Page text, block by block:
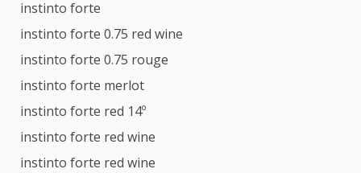
instinto forte
instinto forte 0.75 red wine
instinto forte 0.75 rouge
instinto forte merlot
instinto forte red 14º
instinto forte red wine
instinto forte red wine